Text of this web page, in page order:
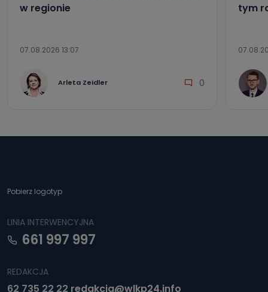
w regionie
07.08.2026 13:07
Arleta Zeidler 0
tym
Pobierz logotyp
LINIA INTERWENCYJNA
661 997 997
REDAKCJA
62 735 22 22 redakcja@wlkp24.info